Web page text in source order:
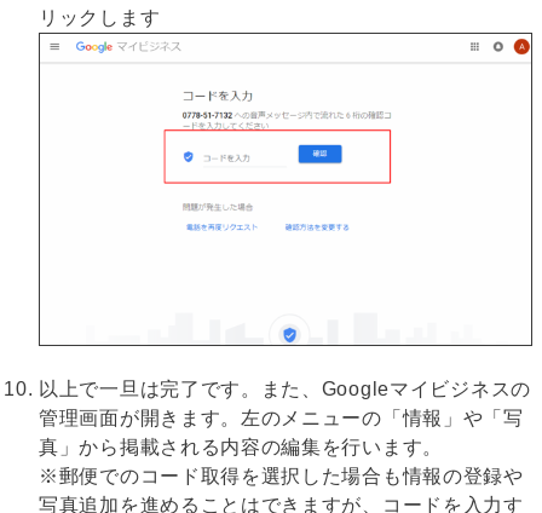
リックします
以上で一旦は完了です。また、Googleマイビジネスの
管理画面が開きます。左のメニューの「情報」や「写
真」から掲載される内容の編集を行います。
※郵便でのコード取得を選択した場合も情報の登録や
写真追加を進めることはできますが、コードを入力す